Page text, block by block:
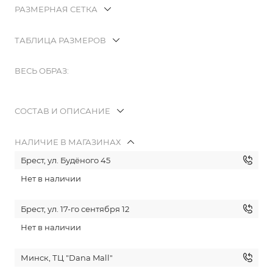
РАЗМЕРНАЯ СЕТКА
ТАБЛИЦА РАЗМЕРОВ
ВЕСЬ ОБРАЗ:
СОСТАВ И ОПИСАНИЕ
НАЛИЧИЕ В МАГАЗИНАХ
Брест, ул. Будёного 45
Нет в наличии
Брест, ул. 17-го сентября 12
Нет в наличии
Минск, ТЦ "Dana Mall"